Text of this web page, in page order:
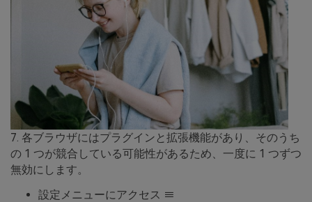
7. 各ブラウザにはプラグインと拡張機能があり、そのうち
の 1 つが競合している可能性があるため、一度に 1 つずつ
無効にします。
設定メニューにアクセス ≡